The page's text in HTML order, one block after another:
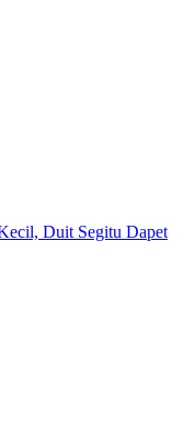
Duit Segitu Dapet